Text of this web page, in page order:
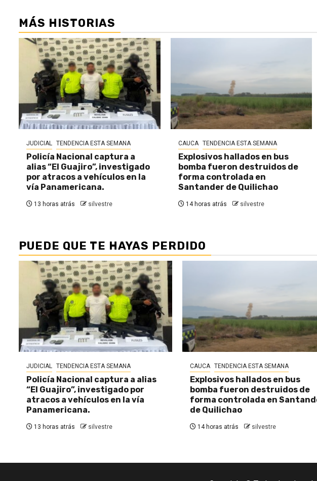
MÁS HISTORIAS
JUDICIAL TENDENCIA ESTA SEMANA
Policía Nacional captura a
alias “El Guajiro”, investigado
por atracos a vehículos en la
vía Panamericana.
13 horas atrás silvestre
CAUCA TENDENCIA ESTA SEMANA
Explosivos hallados en bus
bomba fueron destruidos de
forma controlada en
Santander de Quilichao
14 horas atrás silvestre
PUEDE QUE TE HAYAS PERDIDO
JUDICIAL TENDENCIA ESTA SEMANA
Policía Nacional captura a alias
“El Guajiro”, investigado por
atracos a vehículos en la vía
Panamericana.
13 horas atrás silvestre
CAUCA TENDENCIA ESTA SEMANA
Explosivos hallados en bus
bomba fueron destruidos de
forma controlada en
de Quilichao
14 horas atrás silvestre